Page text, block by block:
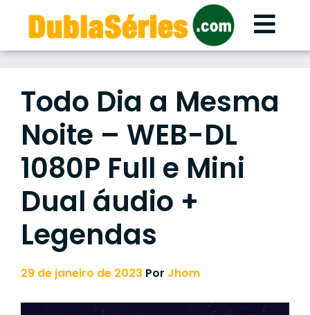
content
Todo Dia a Mesma
Noite – WEB-DL
1080P Full e Mini
Dual áudio +
Legendas
29 de janeiro de 2023 Por Jhom